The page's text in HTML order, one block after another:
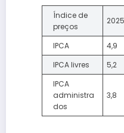
Índice de
preços
2025
IPCA 4,9
IPCA livres
5,2
IPCA
administra
dos
3,8